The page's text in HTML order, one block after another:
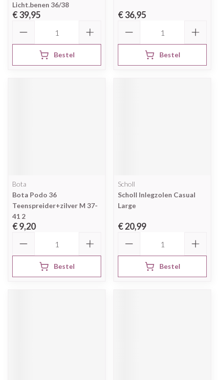
Licht.benen 36/38
€ 39,95
Bestel
€ 36,95
Bestel
Bota
Bota Podo 36
Teenspreider+zilver M 37-
41 2
€ 9,20
Bestel
Scholl
Scholl Inlegzolen Casual
Large
€ 20,99
Bestel